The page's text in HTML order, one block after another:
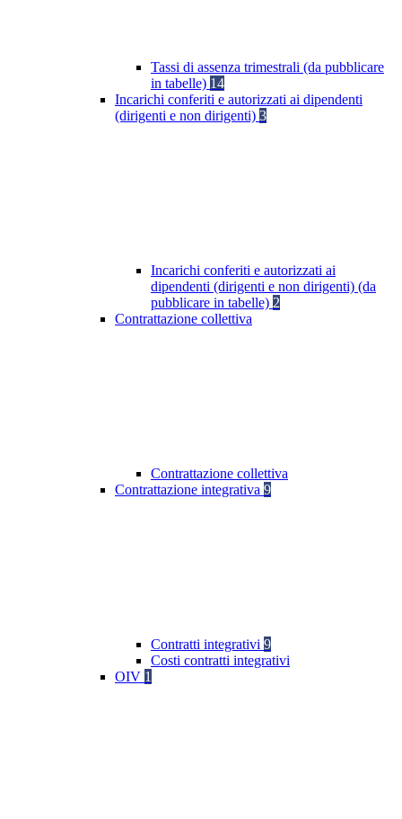
Tassi di assenza trimestrali (da pubblicare
in tabelle) 14
Incarichi conferiti e autorizzati ai dipendenti
(dirigenti e non dirigenti) 3
Incarichi conferiti e autorizzati ai
dipendenti (dirigenti e non dirigenti) (da
pubblicare in tabelle) 2
Contrattazione collettiva
Contrattazione collettiva
Contrattazione integrativa 9
Contratti integrativi 9
Costi contratti integrativi
OIV 1